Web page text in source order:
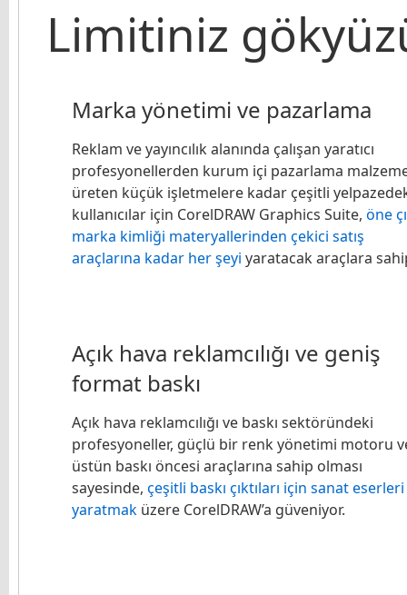
Limitiniz
Marka yönetimi ve pazarlama
Reklam ve yayıncılık alanında çalışan yaratıcı
profesyonellerden kurum içi pazarlama
üreten küçük işletmelere kadar çeşitli
kullanıcılar için CorelDRAW Graphics Suite, öne
marka kimliği materyallerinden çekici satış
araçlarına kadar her şeyi yaratacak araçlara
Açık hava reklamcılığı ve geniş
format baskı
Açık hava reklamcılığı ve baskı sektöründeki
profesyoneller, güçlü bir renk yönetimi motoru
üstün baskı öncesi araçlarına sahip olması
sayesinde, çeşitli baskı çıktıları için sanat eserleri
yaratmaküzere CorelDRAW’a güveniyor.